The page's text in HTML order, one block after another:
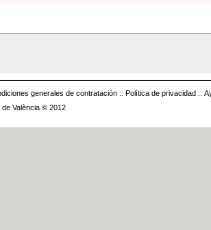
generales de contratación :: Política de privacidad ::
València © 2012